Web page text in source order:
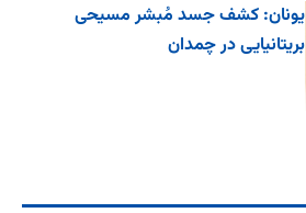
یونان: کشف جسد مُبشر مسیحی
بریتانیایی در چمدان